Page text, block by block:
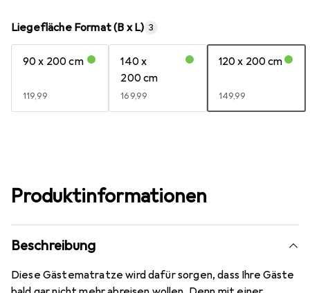
Liegefläche Format (B x L) 3
90 x 200 cm
EUR
119,99
140 x
200 cm
EUR
169,99
120 x 200 cm
EUR
149,99
Produktinformationen
Beschreibung
Diese Gästematratze wird dafür sorgen, dass Ihre Gäste